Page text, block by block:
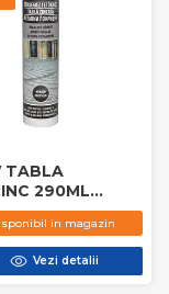
TABLA
290ML
in magazin
Vezi detalii